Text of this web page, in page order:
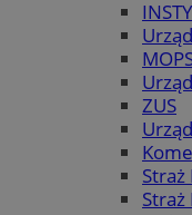
ZUS
Straż
Straż